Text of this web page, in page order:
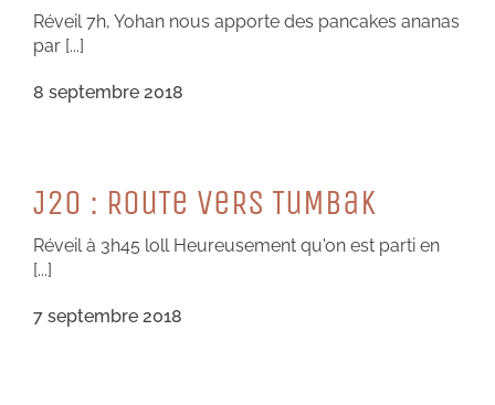
Réveil 7h, Yohan nous apporte des pancakes ananas
par [...]
8 septembre 2018
J20 : RouTe VeRS TuMBaK
Réveil à 3h45 loll Heureusement qu'on est parti en
[...]
7 septembre 2018